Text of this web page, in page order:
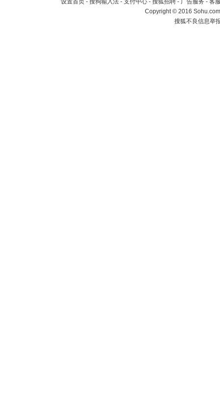
设置首页 - 搜狗输入法 - 支付中心 - 搜狐招聘 - 广告服务 - 客
Copyright©2016
搜狐不良信息举